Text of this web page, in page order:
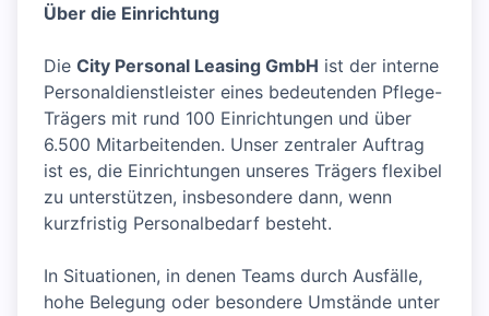
Über die Einrichtung
Die City Personal Leasing GmbH ist der interne
Personaldienstleister eines bedeutenden Pflege-
Trägers mit rund 100 Einrichtungen und über
6.500 Mitarbeitenden. Unser zentraler Auftrag
ist es, die Einrichtungen unseres Trägers flexibel
zu unterstützen, insbesondere dann, wenn
kurzfristig Personalbedarf besteht.
In Situationen, in denen Teams durch Ausfälle,
hohe Belegung oder besondere Umstände unter